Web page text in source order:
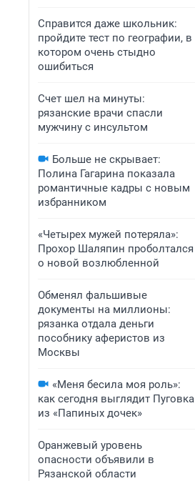
Справится даже школьник:
пройдите тест по географии, в
котором очень стыдно
ошибиться
Счет шел на минуты:
рязанские врачи спасли
мужчину с инсультом
Больше не скрывает:
Полина Гагарина показала
романтичные кадры с новым
избранником
«Четырех мужей потеряла»:
Прохор Шаляпин проболтался
о новой возлюбленной
Обменял фальшивые
документы на миллионы:
рязанка отдала деньги
пособнику аферистов из
Москвы
«Меня бесила моя роль»:
как сегодня выглядит Пуговка
из «Папиных дочек»
Оранжевый уровень
опасности объявили в
Рязанской области